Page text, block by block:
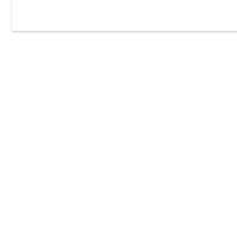
Material: Polyuretan